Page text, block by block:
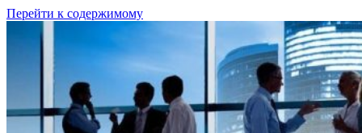
Перейти к содержимому